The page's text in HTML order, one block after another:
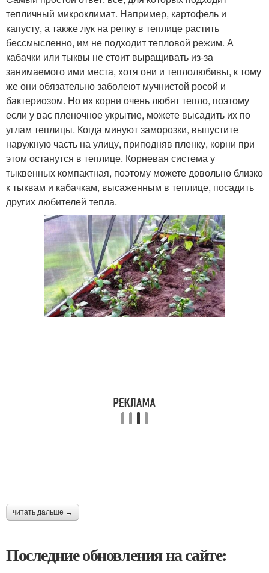
тепличный микроклимат. Например, картофель и
капусту, а также лук на репку в теплице растить
бессмысленно, им не подходит тепловой режим. А
кабачки или тыквы не стоит выращивать из-за
занимаемого ими места, хотя они и теплолюбивы, к тому
же они обязательно заболеют мучнистой росой и
бактериозом. Но их корни очень любят тепло, поэтому
если у вас пленочное укрытие, можете высадить их по
углам теплицы. Когда минуют заморозки, выпустите
наружную часть на улицу, приподняв пленку, корни при
этом останутся в теплице. Корневая система у
тыквенных компактная, поэтому можете довольно близко
к тыквам и кабачкам, высаженным в теплице, посадить
других любителей тепла.
читать дальше →
Последние обновления на сайте: